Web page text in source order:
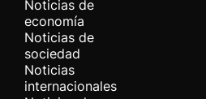
Noticias de
economía
Noticias de
sociedad
Noticias
internacionales